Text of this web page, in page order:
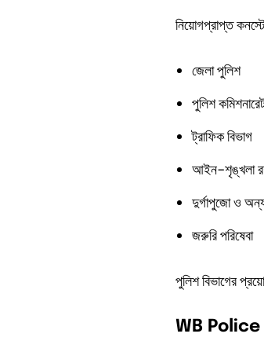
নিয়োগপ্রাপ্ত
জেলা পুলিশ
পুলিশ
ট্রাফিক বিভাগ
আইন-শৃঙ্খলা
দুর্গাপুজো ও
জরুরি পরিষেবা
পুলিশ বিভাগের
WB